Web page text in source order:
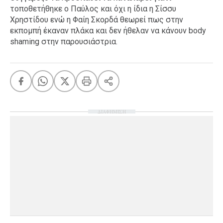
τοποθετήθηκε ο Παύλος και όχι η ίδια η Σίσσυ
Χρηστίδου ενώ η Φαίη Σκορδά θεωρεί πως στην
εκπομπή έκαναν πλάκα και δεν ήθελαν να κάνουν body
shaming στην παρουσιάστρια.
ΔΙΑΦΗΜΙΣΗ